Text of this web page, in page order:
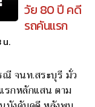
วัย 80 ปี คดี
รถคันแรก
น.
ณี จนท.สระบุรี มั่ว
รกหลักแสน ตาม